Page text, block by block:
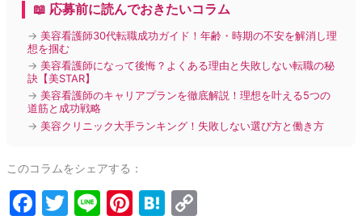
📖 応募前に読んでおきたいコラム
→美容看護師30代転職成功ガイド！年齢・時期の不安を解消し理
想を掴む
→美容看護師になって後悔？よくある理由と失敗しない転職の秘
訣【美STAR】
→美容看護師のキャリアプランを徹底解説！理想を叶える5つの
道筋と成功戦略
→美容クリニック大手ランキング！失敗しない選び方と働き方
このコラムをシェアする：
F
T
Li Pi H